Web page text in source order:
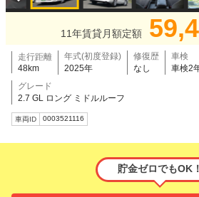
11年賃貸月額定額
走行距離
48km
年式(初度登録)
2025年
修復歴
なし
車検
車検2
グレード
2.7 GL ロング ミドルルーフ
車両ID 0003521116
貯金ゼロでもOK！